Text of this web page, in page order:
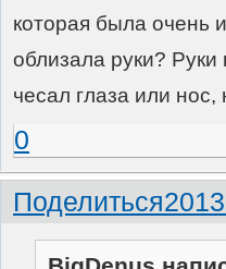
которая была очень
облизала руки?
чесал глаза или
0
Поделиться